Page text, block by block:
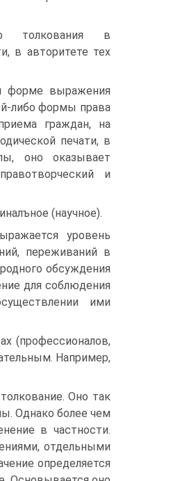
толкования в
в авторитете тех
форме выражения
либо формы права
граждан, на
печати, в
оно оказывает
и
(научное).
уровень
переживаний в
обсуждения
для соблюдения
ими
(профессионалов,
Например,
Оно так
Однако более чем
в частности.
отдельными
определяется